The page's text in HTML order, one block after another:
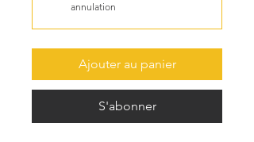
annulation
Ajouter au panier
S'abonner